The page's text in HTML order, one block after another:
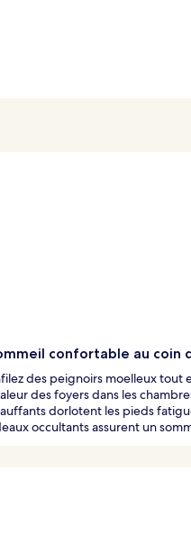
confortable au coin
des peignoirs moelleux tout
des foyers dans les
dorlotent les pieds
occultants assurent un